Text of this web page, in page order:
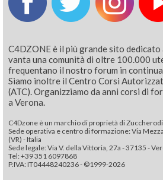
C4DZONE è il più grande sito
vanta una comunità di oltre 100.000
frequentano il nostro forum in
Siamo inoltre il Centro Corsi
(ATC). Organizziamo da anni corsi di
a Verona.
C4Dzone è un marchio di proprietà di
Sede operativa e centro di formazione: Via
(VR) - Italia
Sede legale: Via V. della Vittoria, 27a - 37135 -
Tel: +39 351 6097868‬
P.IVA: IT04448240236 - ©1999-2026